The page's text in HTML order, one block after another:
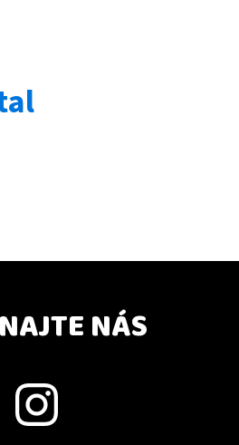
NÁS